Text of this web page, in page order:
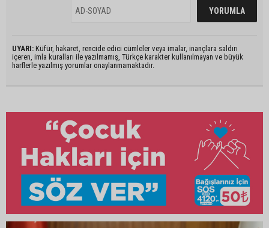
UYARI: Küfür, hakaret, rencide edici cümleler veya imalar, inançlara saldırı
içeren, imla kuralları ile yazılmamış, Türkçe karakter kullanılmayan ve büyük
harflerle yazılmış yorumlar onaylanmamaktadır.